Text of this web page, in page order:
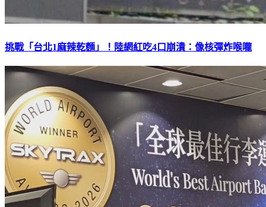
挑戰「台北1麻辣乾麵」！陸網紅吃4口崩潰：像核彈炸喉嚨